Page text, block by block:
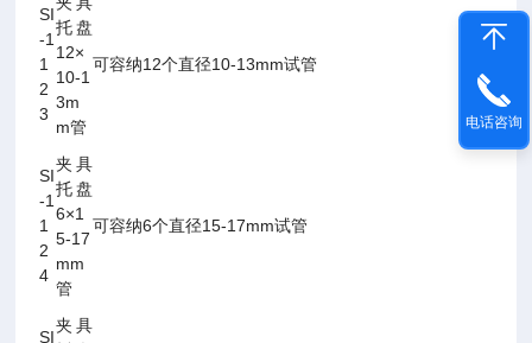
SI
-1
1
2
3
托盘
12×
10-1
3m
m管
可容纳12个直径10-13mm试管
SI
-1
1
2
4
夹具
托盘
6×1
5-17
mm
管
可容纳6个直径15-17mm试管
SI
夹具
电话咨询